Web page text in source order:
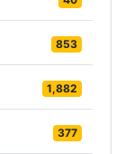
853
1,882
377